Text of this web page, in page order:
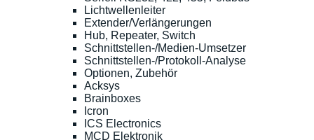
Lichtwellenleiter
Extender/Verlängerungen
Hub, Repeater, Switch
Schnittstellen-/Medien-Umsetzer
Schnittstellen-/Protokoll-Analyse
Optionen, Zubehör
Acksys
Brainboxes
Icron
ICS Electronics
MCD Elektronik